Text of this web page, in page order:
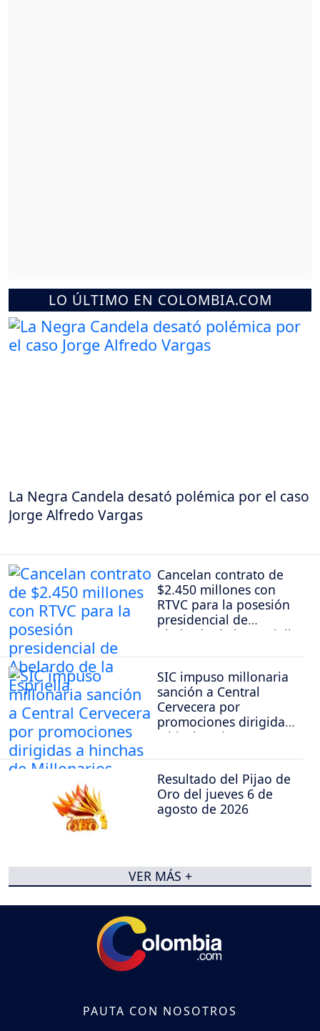
LO ÚLTIMO EN COLOMBIA.COM
La Negra Candela desató polémica por el caso
Jorge Alfredo Vargas
Cancelan contrato de
$2.450 millones con
RTVC para la posesión
presidencial de
Abelardo de la Espriella
SIC impuso millonaria
sanción a Central
Cervecera por
promociones dirigidas
a hinchas de
Resultado del Pijao de
Oro del jueves 6 de
agosto de 2026
VER MÁS +
PAUTA CON NOSOTROS